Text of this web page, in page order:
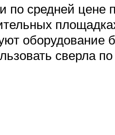
по средней
сверла